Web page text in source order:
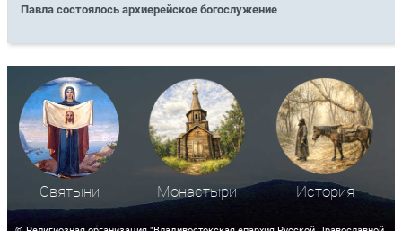
Павла состоялось архиерейское богослужение
Святыни Монастыри История